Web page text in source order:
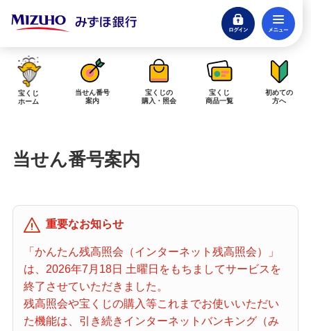
ログイン
閉じる
みずほダイレクトログイン
当せん金の受取方法について
購入した宝くじの確認方法について
「代金が引き落としされない」「購入明細に表示されない」にお答えしま
す。
宝くじホーム
当せん番号案内
宝くじ
ホーム
当せん番号
案内
宝くじの
購入・照会
宝くじ
商品一覧
初めての
方へ
当せん番号案内
重要なお知らせ
「かんたん残高照会（インターネット残高照会）」
は、2026年7月18日 土曜日をもちましてサービスを
終了させていただきました。
残高照会や宝くじの購入等これまでお使いいただい
た機能は、引き続きインターネットバンキング（み